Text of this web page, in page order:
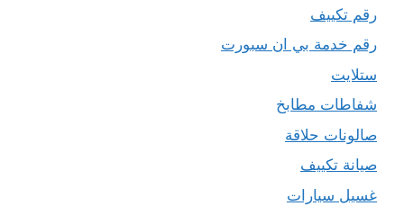
رقم تكييف
رقم خدمة بي ان سبورت
ستلايت
شفاطات مطابخ
صالونات حلاقة
صيانة تكييف
غسيل سيارات